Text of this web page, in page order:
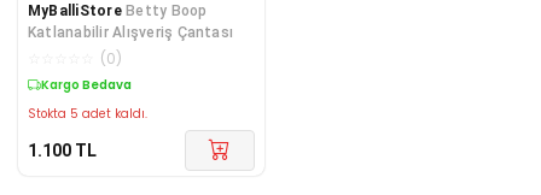
MyBalliStore Betty Boop
Katlanabilir Alışveriş Çantası
(0)
Kargo Bedava
Stokta 5 adet kaldı.
1.100 TL